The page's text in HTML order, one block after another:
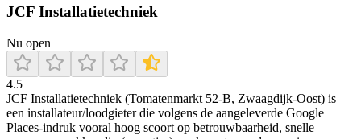
JCF Installatietechniek
Nu open
4.5
JCF Installatietechniek (Tomatenmarkt 52-B, Zwaagdijk-Oost) is
een installateur/loodgieter die volgens de aangeleverde Google
Places-indruk vooral hoog scoort op betrouwbaarheid, snelle